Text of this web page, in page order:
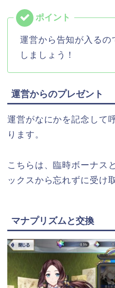
運営から告知が入るの
しましょう！
運営からのプレゼント
運営がなにかを記念して
ります。
こちらは、臨時ボーナス
ックスから忘れずに受け
マナプリズムと交換